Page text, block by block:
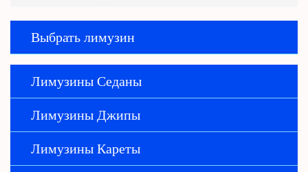
Выбрать лимузин
Лимузины Седаны
Лимузины Джипы
Лимузины Кареты